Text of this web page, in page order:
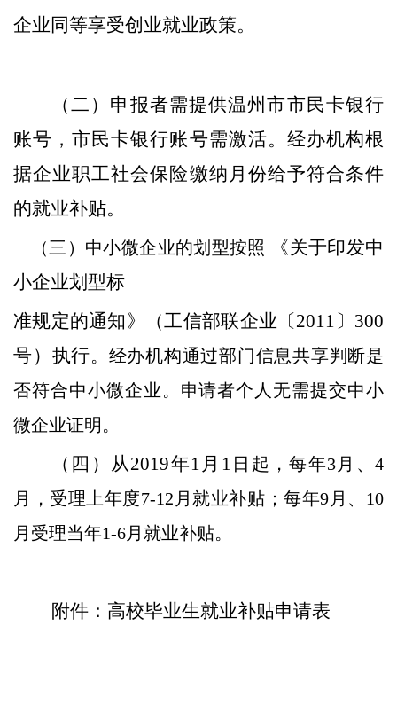
企业同等享受创业就业政策。
（二 ） 申 报者需提供温州市市民卡银行
账号，市民卡银行账号需激活。 经办机构根
据企业职工社会保险缴纳月份给予符合条件
的就业补贴。
（三）中小微企业的划型按照
《关于印发中
小企业划型标
准规定的通知》（工信部联企业〔2011 〕 300
号） 执行。经办机构通过部门信息共享判断是
否符合中小微企业。申请者个人无需提交中小
微企业证明。
（四）从2019年1月1 日起，每年3月、4
月，受理上年度7-12月就业补贴；每年9月、10
月受理当年1-6月就业补贴。
附件：高校毕业生就业补贴申请表